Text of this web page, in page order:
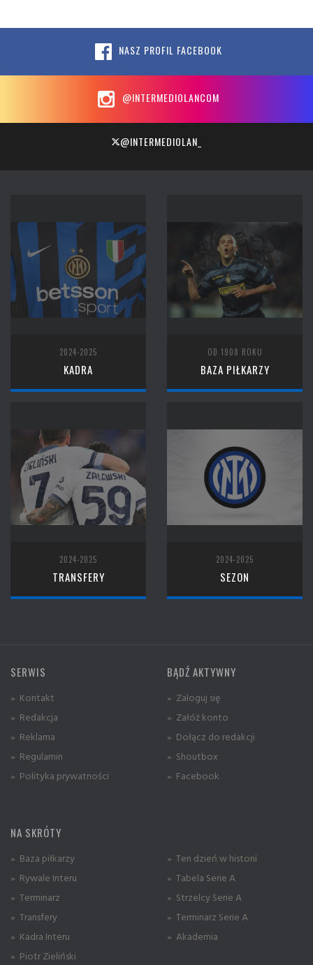
NASZ PROFIL FACEBOOK
@INTERMEDIOLANCOM
@INTERMEDIOLAN_
2024-2025
KADRA
OD 1908 ROKU
BAZA PIŁKARZY
2024-2025
TRANSFERY
2024-2025
SEZON
SERWIS
» Kontakt
» Redakcja
» Reklama
» Regulamin
» Polityka prywatności
BĄDŹ AKTYWNY
» Zaloguj się
» Załóż konto
» Dołącz do redakcji
» Shoutbox
» Facebook
NA SKRÓTY
» Baza piłkarzy
» Rywale Interu
» Terminarz
» Transfery
» Kadra Interu
» Piotr Zieliński
» Ten dzień w historii
» Tabela Serie A
» Strzelcy Serie A
» Terminarz Serie A
» Akademia